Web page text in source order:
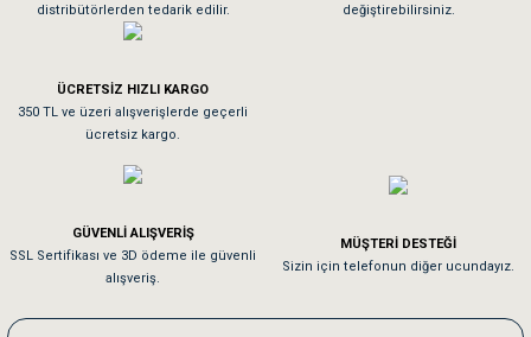
Tavşanım kafesinin kalitesine ve paketlemesine bayıldım
Sa**** On******
Kedilerim beğeniyorlar. Memnunuz. Uygun fiyatta olması iyi.
Me***** Ya******
distribütörlerden tedarik edilir.
değiştirebilirsiniz.
ÜCRETSİZ HIZLI KARGO
350 TL ve üzeri alışverişlerde geçerli
ücretsiz kargo.
GÜVENLİ ALIŞVERİŞ
SSL Sertifikası ve 3D ödeme ile güvenli
alışveriş.
MÜŞTERİ DESTEĞİ
Sizin için telefonun diğer ucundayız.